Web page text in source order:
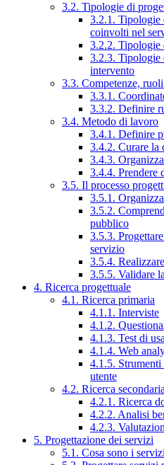
3.2. Tipologie di
3.2.1. Tipologie
coinvolti nel
3.2.2. Tipologie
3.2.3. Tipologie
intervento
3.3. Competenze,
3.3.1.
3.3.2. Definire
3.4. Metodo di lavoro
3.4.1. Definire
3.4.2. Curare la
3.4.3.
3.4.4. Prendere
3.5. Il processo
3.5.1.
3.5.2.
pubblico
3.5.3.
servizio
3.5.4.
3.5.5. Validare
4. Ricerca progettuale
4.1. Ricerca primaria
4.1.1. Interviste
4.1.2.
4.1.3. Test di
4.1.4. Web
4.1.5. Strumenti
utente
4.2. Ricerca secondaria
4.2.1. Ricerca
4.2.2. Analisi
4.2.3.
5. Progettazione dei servizi
5.1. Cosa sono i